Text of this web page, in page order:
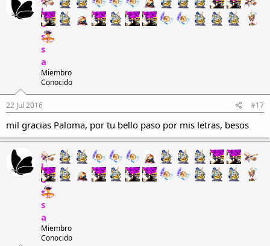
l
e
s
s
a
Miembro
Conocido
22 Jul 2016 #17
mil gracias Paloma, por tu bello paso por mis letras, besos
A
l
e
s
s
a
Miembro
Conocido